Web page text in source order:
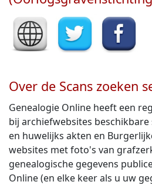
Over de Scans zoeken
Genealogie Online heeft een
bij archiefwebsites
en huwelijks akten en
websites met foto's van
genealogische gegevens
Online (en elke keer als u uw